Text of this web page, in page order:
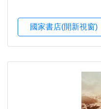
國家書店(開新視窗)